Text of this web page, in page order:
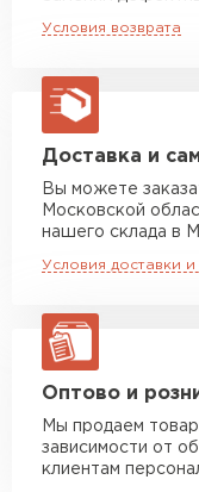
макс. длина
Манипулятор до
макс. длина
Манипулятор до
макс. длина
Манипулятор до
Условия возврата
Доставка и
Вы можете
Московской
нашего склада в
Условия доставки
Оптово и
Мы продаем
зависимости от
клиентам